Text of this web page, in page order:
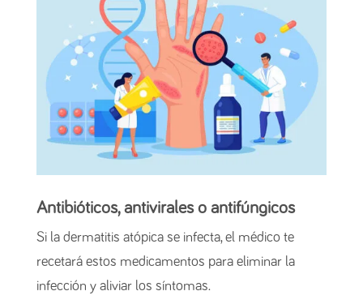
Antibióticos, antivirales o antifúngicos
Si la dermatitis atópica se infecta, el médico te
recetará estos medicamentos para eliminar la
infección y aliviar los síntomas.